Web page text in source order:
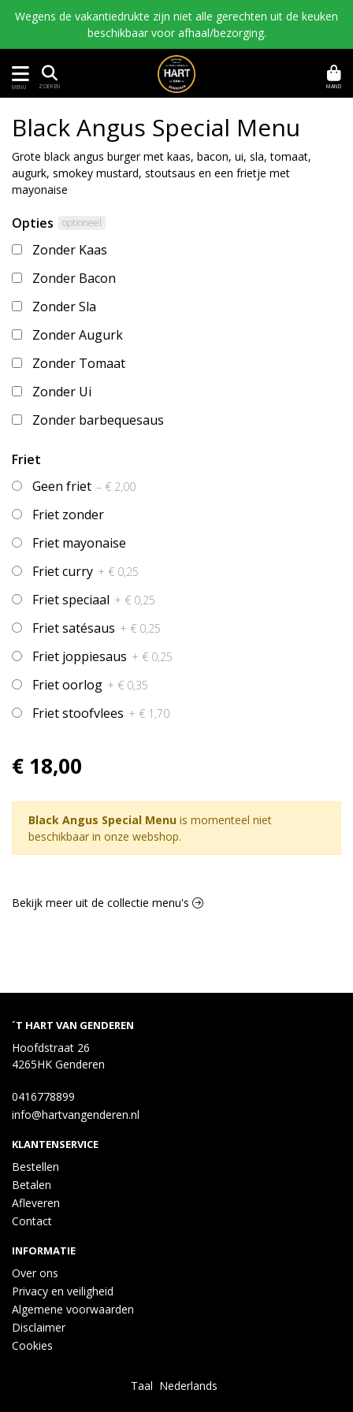
Wegens de vakantiedrukte zijn niet alle gerechten uit de keuken
beschikbaar voor afhaal/bezorging.
MENU ZOEKEN MAND
Black Angus Special Menu
Grote black angus burger met kaas, bacon, ui, sla, tomaat,
augurk, smokey mustard, stoutsaus en een frietje met
mayonaise
Opties optioneel
Zonder Kaas
Zonder Bacon
Zonder Sla
Zonder Augurk
Zonder Tomaat
Zonder Ui
Zonder barbequesaus
Friet
Geen friet – € 2,00
Friet zonder
Friet mayonaise
Friet curry + € 0,25
Friet speciaal + € 0,25
Friet satésaus + € 0,25
Friet joppiesaus + € 0,25
Friet oorlog + € 0,35
Friet stoofvlees + € 1,70
€ 18,00
Black Angus Special Menu is momenteel niet
beschikbaar in onze webshop.
Bekijk meer uit de collectie menu's
´T HART VAN GENDEREN
Hoofdstraat 26
4265HK Genderen
0416778899
info@hartvangenderen.nl
KLANTENSERVICE
Bestellen
Betalen
Afleveren
Contact
INFORMATIE
Over ons
Privacy en veiligheid
Algemene voorwaarden
Disclaimer
Cookies
Taal